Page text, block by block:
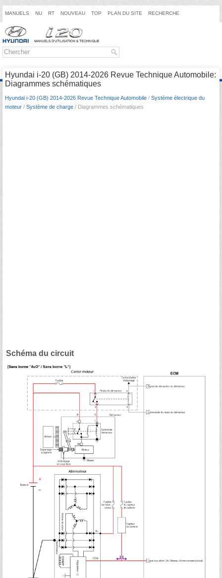
MANUELS NU RT NOUVEAU TOP PLAN DU SITE RECHERCHE
Hyundai i-20 (GB) 2014-2026 Revue Technique Automobile:
Diagrammes schématiques
Hyundai i-20 (GB) 2014-2026 Revue Technique Automobile / Système électrique du
moteur / Système de charge / Diagrammes schématiques
Schéma du circuit